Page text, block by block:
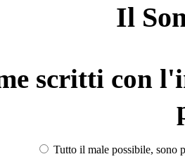
Il
scritti con
Tutto il male possibile, sono